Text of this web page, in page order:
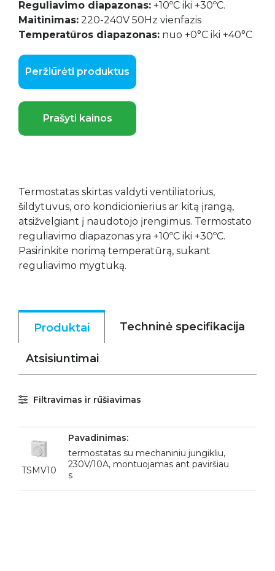
Reguliavimo diapazonas: +10ºC iki +30ºC.
Maitinimas: 220-240V 50Hz vienfazis
Temperatūros diapazonas: nuo +0°C iki +40°C
Peržiūrėti produktus
Prašyti kainos
Termostatas skirtas valdyti ventiliatorius,
šildytuvus, oro kondicionierius ar kitą įrangą,
atsižvelgiant į naudotojo įrengimus. Termostato
reguliavimo diapazonas yra +10ºC iki +30ºC.
Pasirinkite norimą temperatūrą, sukant
reguliavimo mygtuką.
Produktai Techninė specifikacija
Atsisiuntimai
Filtravimas ir rūšiavimas
TSMV10
termostatas su mechaniniu jungikliu,
230V/10A, montuojamas ant paviršiau
s